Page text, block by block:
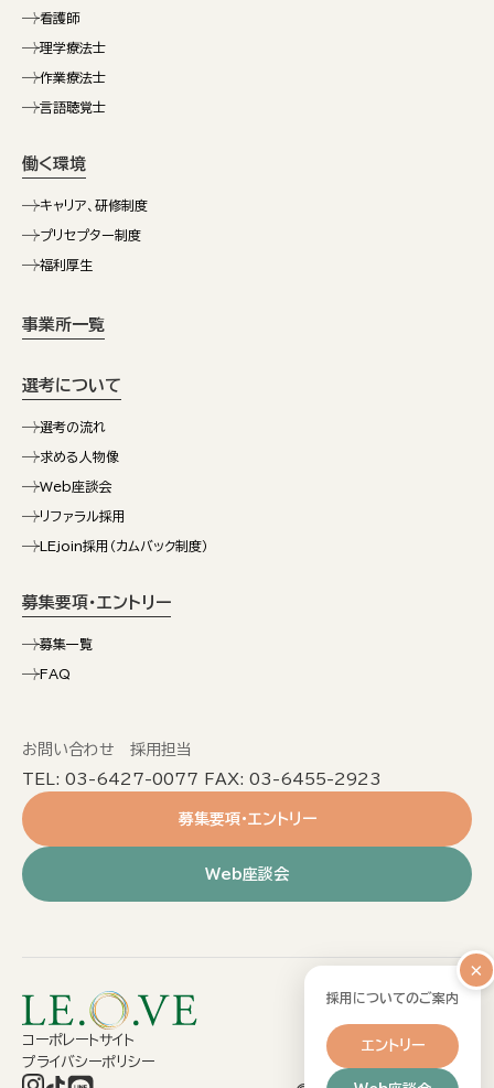
看護師
理学療法士
作業療法士
言語聴覚士
働く環境
キャリア、研修制度
プリセプター制度
福利厚生
事業所一覧
選考について
選考の流れ
求める人物像
Web座談会
リファラル採用
LEjoin採用（カムバック制度）
募集要項・エントリー
募集一覧
FAQ
お問い合わせ 採用担当
TEL: 03-6427-0077 FAX: 03-6455-2923
募集要項・エントリー
Web座談会
コーポレートサイト
プライバシーポリシー
×
採用についてのご案内
エントリー